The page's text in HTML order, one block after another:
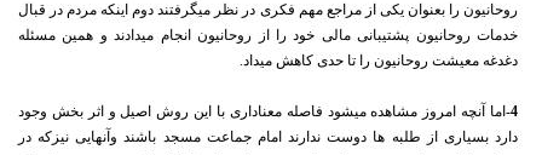
روحانیون را بعنوان یکی از مراجع مهم فکری در نظر میگرفتند دوم اینکه مردم در قبال
خدمات روحانیون پشتیبانی مالی خود را از روحانیون انجام میدادند و همین مسئله
دغدغه معیشت روحانیون را تا حدی کاهش میداد.
4-اما آنچه امروز مشاهده میشود فاصله معناداری با این روش اصیل و اثر بخش وجود
دارد بسیاری از طلبه ها دوست ندارند امام جماعت مسجد باشند وآنهایی نیزکه در